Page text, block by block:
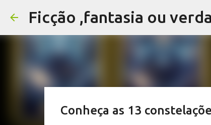
Ficção ,fantasia ou
Conheça as 13